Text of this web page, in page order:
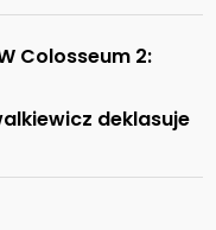
Colosseum 2:
deklasuje